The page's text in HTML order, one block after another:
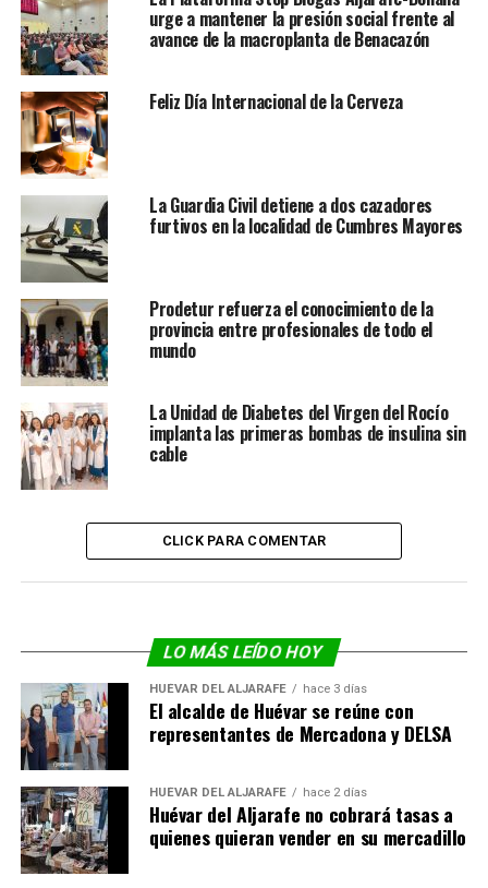
urge a mantener la presión social frente al
avance de la macroplanta de Benacazón
Feliz Día Internacional de la Cerveza
La Guardia Civil detiene a dos cazadores
furtivos en la localidad de Cumbres Mayores
Prodetur refuerza el conocimiento de la
provincia entre profesionales de todo el
mundo
La Unidad de Diabetes del Virgen del Rocío
implanta las primeras bombas de insulina sin
cable
CLICK PARA COMENTAR
LO MÁS LEÍDO HOY
HUÉVAR DEL ALJARAFE hace 3 días
El alcalde de Huévar se reúne con
representantes de Mercadona y DELSA
HUÉVAR DEL ALJARAFE hace 2 días
Huévar del Aljarafe no cobrará tasas a
quienes quieran vender en su mercadillo